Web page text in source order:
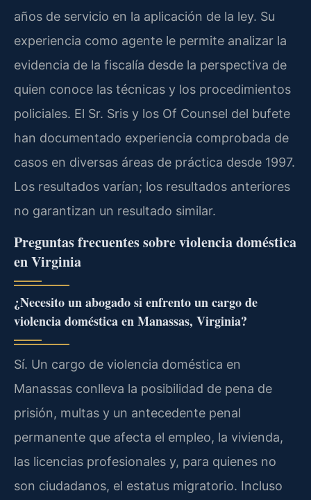
años de servicio en la aplicación de la ley. Su
experiencia como agente le permite analizar la
evidencia de la fiscalía desde la perspectiva de
quien conoce las técnicas y los procedimientos
policiales. El Sr. Sris y los Of Counsel del bufete
han documentado experiencia comprobada de
casos en diversas áreas de práctica desde 1997.
Los resultados varían; los resultados anteriores
no garantizan un resultado similar.
Preguntas frecuentes sobre violencia doméstica
en Virginia
¿Necesito un abogado si enfrento un cargo de
violencia doméstica en Manassas, Virginia?
Sí. Un cargo de violencia doméstica en
Manassas conlleva la posibilidad de pena de
prisión, multas y un antecedente penal
permanente que afecta el empleo, la vivienda,
las licencias profesionales y, para quienes no
son ciudadanos, el estatus migratorio. Incluso